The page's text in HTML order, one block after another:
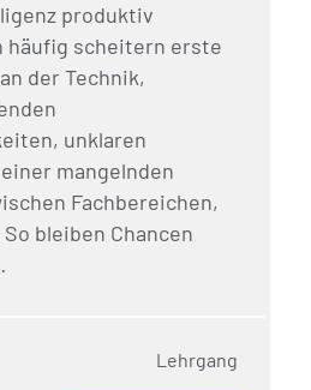
produktiv
häufig scheitern erste
der Technik,
unklaren
mangelnden
Fachbereichen,
bleiben Chancen
Lehrgang